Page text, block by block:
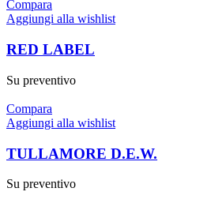
Compara
Aggiungi alla wishlist
RED LABEL
Su preventivo
Compara
Aggiungi alla wishlist
TULLAMORE D.E.W.
Su preventivo